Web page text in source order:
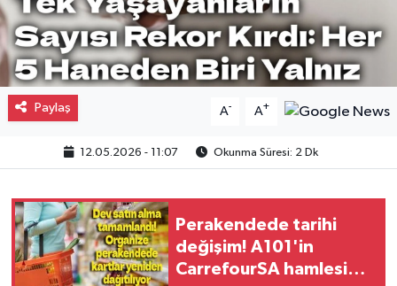
Paylaş A- A+
12.05.2026 - 11:07 Okunma Süresi: 2 Dk
Perakendede tarihi
değişim! A101'in
CarrefourSA hamlesi
Eğitim